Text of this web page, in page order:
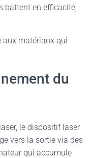
battent en efficacité,
aux matériaux qui
du
le dispositif laser
vers la sortie via des
qui accumule